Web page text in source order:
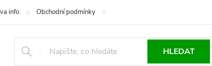
info Obchodní podmínky
HLEDAT